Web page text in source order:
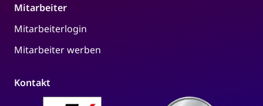
Mitarbeiter
Mitarbeiterlogin
Mitarbeiter werben
Kontakt